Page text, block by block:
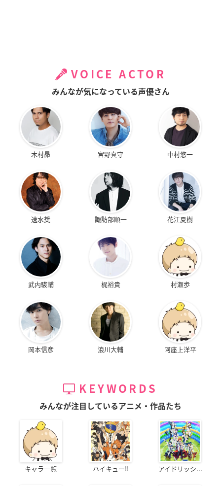
VOICE ACTOR
みんなが気になっている声優さん
木村昴 宮野真守 中村悠一
速水奨 諏訪部順一 花江夏樹
武内駿輔 梶裕貴 村瀬歩
岡本信彦 浪川大輔 阿座上洋平
KEYWORDS
みんなが注目しているアニメ・作品たち
キャラ一覧 ハイキュー!! アイドリッシ...